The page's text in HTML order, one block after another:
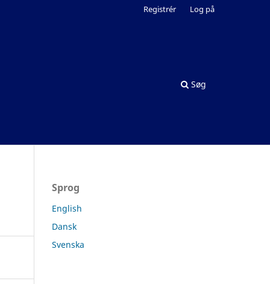
Søg
Registrér Log på
Sprog
English
Dansk
Svenska